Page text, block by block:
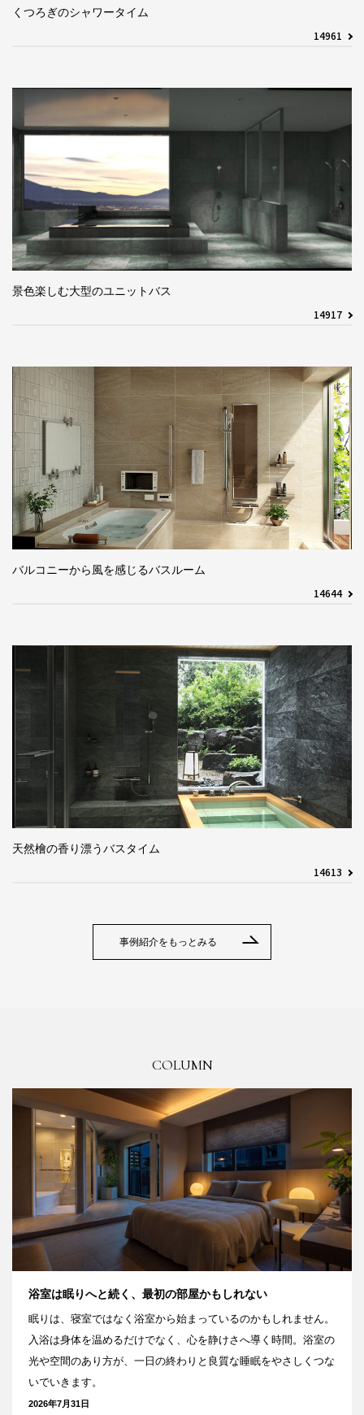
くつろぎのシャワータイム
14961
景色楽しむ大型のユニットバス
14917
バルコニーから風を感じるバスルーム
14644
天然檜の香り漂うバスタイム
14613
事例紹介をもっとみる
COLUMN
浴室は眠りへと続く、最初の部屋かもしれない
眠りは、寝室ではなく浴室から始まっているのかもしれません。
入浴は身体を温めるだけでなく、心を静けさへ導く時間。浴室の
光や空間のあり方が、一日の終わりと良質な睡眠をやさしくつな
いでいきます。
2026年7月31日